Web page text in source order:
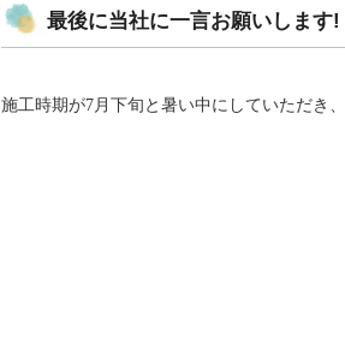
最後に当社に一言お願いします!
施工時期が7月下旬と暑い中にしていただき